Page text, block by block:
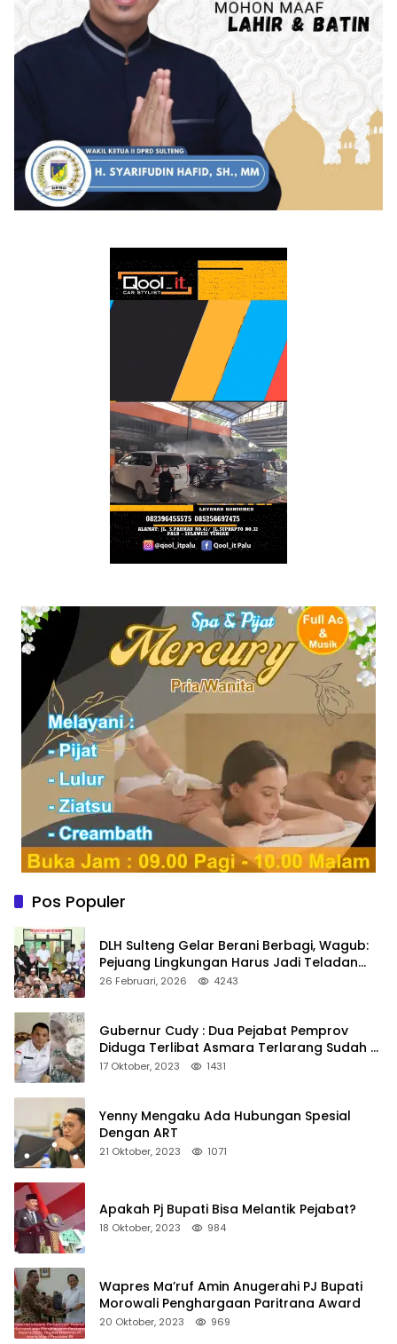
Pos Populer
DLH Sulteng Gelar Berani Berbagi, Wagub:
Pejuang Lingkungan Harus Jadi Teladan
Kepedulian
26 Februari, 2026 4243
Gubernur Cudy : Dua Pejabat Pemprov
Diduga Terlibat Asmara Terlarang Sudah di
Non Job
17 Oktober, 2023 1431
Yenny Mengaku Ada Hubungan Spesial
Dengan ART
21 Oktober, 2023 1071
Apakah Pj Bupati Bisa Melantik Pejabat?
18 Oktober, 2023 984
Wapres Ma’ruf Amin Anugerahi PJ Bupati
Morowali Penghargaan Paritrana Award
20 Oktober, 2023 969